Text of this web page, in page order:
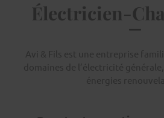
Électricien-
Avi & Fils est une entreprise
domaines de l’électricité
énergies